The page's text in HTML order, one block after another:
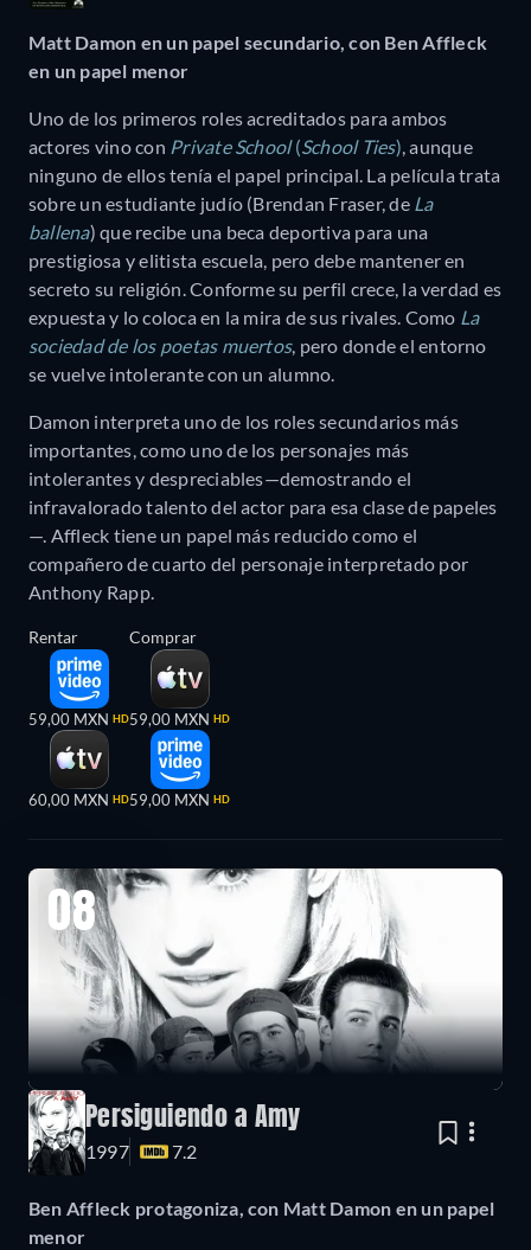
Matt Damon en un papel secundario, con Ben Affleck
en un papel menor
Uno de los primeros roles acreditados para ambos
actores vino con Private School( School Ties) , aunque
ninguno de ellos tenía el papel principal. La película trata
sobre un estudiante judío (Brendan Fraser, de La
ballena) que recibe una beca deportiva para una
prestigiosa y elitista escuela, pero debe mantener en
secreto su religión. Conforme su perfil crece, la verdad es
expuesta y lo coloca en la mira de sus rivales. Como La
sociedad de los poetas muertos, pero donde el entorno
se vuelve intolerante con un alumno.
Damon interpreta uno de los roles secundarios más
importantes, como uno de los personajes más
intolerantes y despreciables—demostrando el
infravalorado talento del actor para esa clase de papeles
—. Affleck tiene un papel más reducido como el
compañero de cuarto del personaje interpretado por
Anthony Rapp.
Rentar
59,00 MXN HD
60,00 MXN HD
Comprar
59,00 MXN HD
59,00 MXN HD
08
Persiguiendo a Amy
1997 7.2
Ben Affleck protagoniza, con Matt Damon en un papel
menor